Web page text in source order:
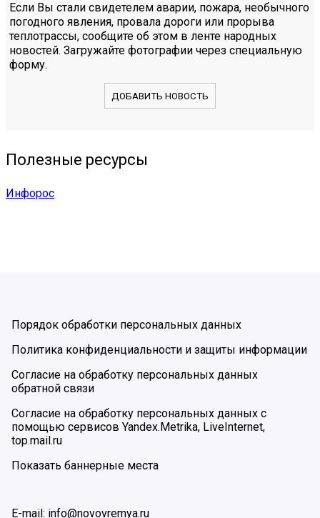
Если Вы стали свидетелем аварии, пожара, необычного
погодного явления, провала дороги или прорыва
теплотрассы, сообщите об этом в ленте народных
новостей. Загружайте фотографии через специальную
форму.
ДОБАВИТЬ НОВОСТЬ
Полезные ресурсы
Инфорос
Порядок обработки персональных данных
Политика конфиденциальности и защиты информации
Согласие на обработку персональных данных
обратной связи
Согласие на обработку персональных данных с
помощью сервисов Yandex.Metrika, LiveInternet,
top.mail.ru
Показать баннерные места
E-mail: info@novovremya.ru